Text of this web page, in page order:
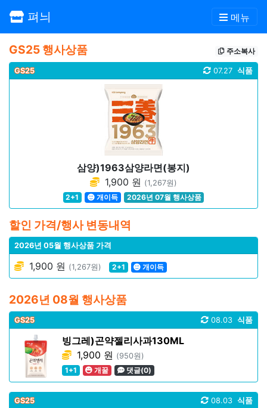
펴늬 메뉴
GS25 행사상품 주소복사
GS25 식품
07.27
삼양)1963삼양라면(봉지)
1,900 원 (1,267원)
2+1
개이득 2026년 07월 행사상품
할인 가격/행사 변동내역
2026년 05월 행사상품 가격
1,900 원 (1,267원) 2+1 개이득
2026년 08월 행사상품
GS25 식품
08.03
빙그레)곤약젤리사과130ML
1,900 원 (950원)
1+1
개꿀 댓글(0)
GS25 식품
08.03